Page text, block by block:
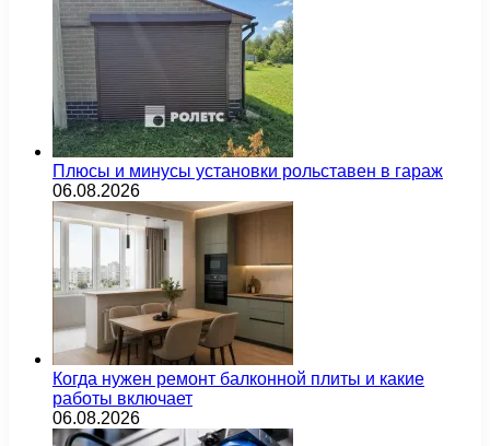
Плюсы и минусы установки рольставен в гараж
06.08.2026
Когда нужен ремонт балконной плиты и какие
работы включает
06.08.2026